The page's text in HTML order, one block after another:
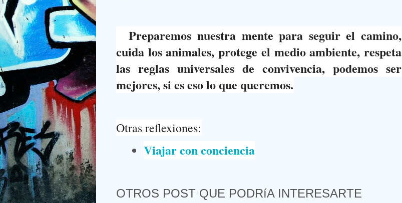
Preparemos nuestra mente para seguir el camino,
cuida los animales, protege el medio ambiente, respeta
las reglas universales de convivencia, podemos ser
mejores, si es eso lo que queremos.
Otras reflexiones:
Viajar con conciencia
OTROS POST QUE PODRíA INTERESARTE